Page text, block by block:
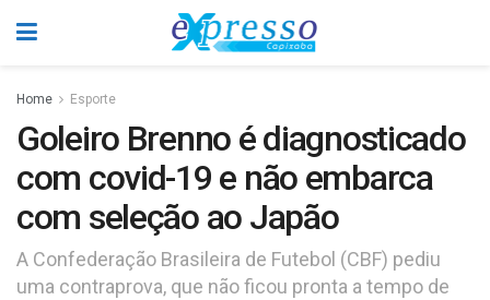
Home Esporte
Goleiro Brenno é diagnosticado
com covid-19 e não embarca
com seleção ao Japão
A Confederação Brasileira de Futebol (CBF) pediu
uma contraprova, que não ficou pronta a tempo de